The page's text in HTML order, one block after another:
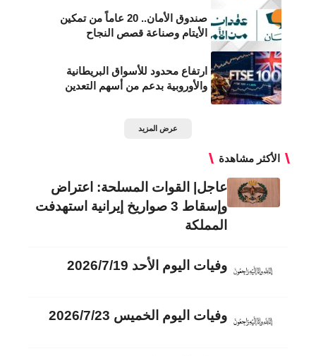
صندوق الأمان.. 20 عاماً من تمكين
الأيتام وصناعة قصص النجاح
ارتفاع محدود للأسواق البريطانية
والأوروبية بدعم من أسهم التعدين
عرض المزيد
الأكثر مشاهدة
عاجل| القوات المسلحة: اعتراض
وإسقاط 3 صواريخ إيرانية استهدفت
المملكة
وفيات اليوم الأحد 2026/7/19
وفيات اليوم الخميس 2026/7/23